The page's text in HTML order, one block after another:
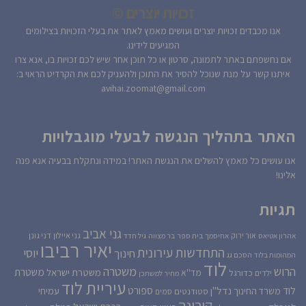
אנו מכבדים זכויות יוצרים ועושים מאמץ לאתר את בעלי הזכויות בצילומים
המגיעים לידינו.
אם נחשפתם באתר לתמונה, סרטון או כל תוכן אחר שיש לכם זכויות בו, אנא צרו
איתנו קשר על מנת שנוכל להסיר את התוכן ולהעניק לכם את הקרדיט הראוי ב:
avihai.zoomat@gmail.com
האתר בתהליך הנגשה לבעלי מוגבלויות
אנו עושים כל מאמץ להשלים את הנגשת האתר! במידה ונתקלת בבעיה אנא פנה
אלינו!
תגיות
אהרון אטיאס אור ירוק אחיסמך בית ספר בר מצווה גיל חדד גני אביב גני איילון דני גונן
המהומות בלוד הסכם גג התחדשות עירוניתחינוך יאיר רביבו יוסי
הרוש ילדים כדורגל לוד מד''א מחיר למשתכן משטרה משטרת ישראל משטרת
לוד משרד החינוך נדל''ן סטודנטים סמים ספורט עיריית לוד עמיחי